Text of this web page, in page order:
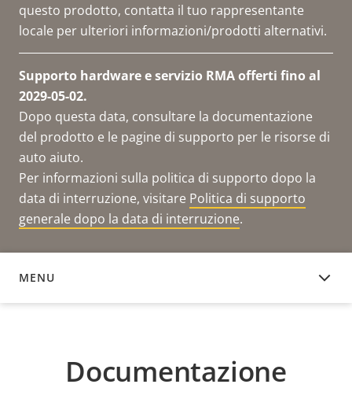
questo prodotto, contatta il tuo rappresentante
locale per ulteriori informazioni/prodotti alternativi.
Supporto hardware e servizio RMA offerti fino al
2029-05-02.
Dopo questa data, consultare la documentazione
del prodotto e le pagine di supporto per le risorse di
auto aiuto.
Per informazioni sulla politica di supporto dopo la
data di interruzione, visitare Politica di supporto
generale dopo la data di interruzione.
MENU
DOCUMENTAZIONE
Documentazione